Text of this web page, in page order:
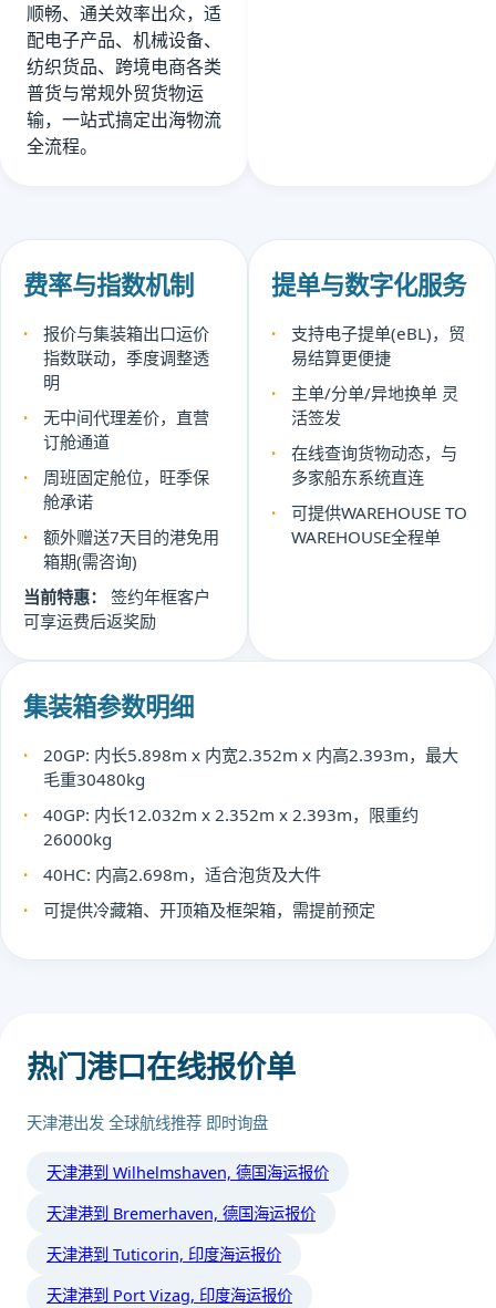
顺畅、通关效率出众，适
配电子产品、机械设备、
纺织货品、跨境电商各类
普货与常规外贸货物运
输，一站式搞定出海物流
全流程。
费率与指数机制
报价与集装箱出口运价
指数联动，季度调整透
明
无中间代理差价，直营
订舱通道
周班固定舱位，旺季保
舱承诺
额外赠送7天目的港免用
箱期(需咨询)
当前特惠：
签约年框客户
可享运费后返奖励
提单与数字化服务
支持电子提单(eBL)，贸
易结算更便捷
主单/分单/异地换单 灵
活签发
在线查询货物动态，与
多家船东系统直连
可提供WAREHOUSE TO
WAREHOUSE全程单
集装箱参数明细
20GP: 内长5.898m x 内宽2.352m x 内高2.393m，最大
毛重30480kg
40GP: 内长12.032m x 2.352m x 2.393m，限重约
26000kg
40HC: 内高2.698m，适合泡货及大件
可提供冷藏箱、开顶箱及框架箱，需提前预定
热门港口在线报价单
天津港出发 全球航线推荐 即时询盘
天津港到 Wilhelmshaven, 德国海运报价
天津港到 Bremerhaven, 德国海运报价
天津港到 Tuticorin, 印度海运报价
天津港到 Port Vizag, 印度海运报价